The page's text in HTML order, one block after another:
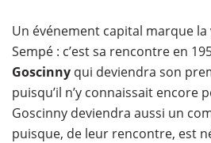
Un événement capital marque
Sempé : c’est sa rencontre en
Goscinny qui deviendra son
puisqu’il n’y connaissait encore
Goscinny deviendra aussi un
puisque, de leur rencontre, est